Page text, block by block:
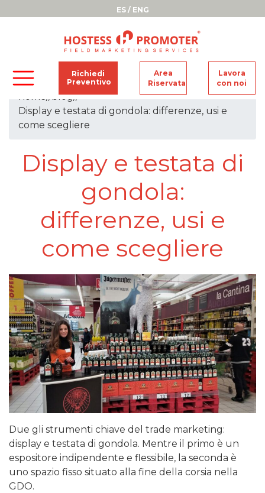
ES/ ENG
Richiedi
Preventivo
Area
Riservata
Lavora
con noi
home// blog//
Display e testata di gondola: differenze, usi e
come scegliere
Display e testata di
gondola:
differenze, usi e
come scegliere
Due gli strumenti chiave del trade marketing:
display e testata di gondola. Mentre il primo è un
espositore indipendente e flessibile, la seconda è
uno spazio fisso situato alla fine della corsia nella
GDO.